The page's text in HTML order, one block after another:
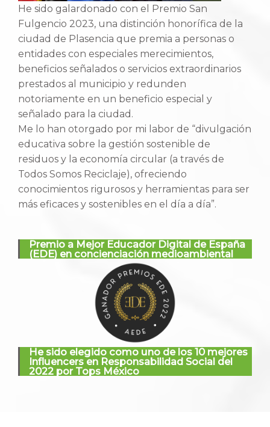
He sido galardonado con el Premio San
Fulgencio 2023, una distinción honorífica de la
ciudad de Plasencia que premia a personas o
entidades con especiales merecimientos,
beneficios señalados o servicios extraordinarios
prestados al municipio y redunden
notoriamente en un beneficio especial y
señalado para la ciudad.
Me lo han otorgado por mi labor de “divulgación
educativa sobre la gestión sostenible de
residuos y la economía circular (a través de
Todos Somos Reciclaje), ofreciendo
conocimientos rigurosos y herramientas para ser
más eficaces y sostenibles en el día a día”.
Premio a Mejor Educador Digital de España
(EDE) en concienciación medioambiental
He sido elegido como uno de los 10 mejores
Influencers en Responsabilidad Social del
2022 por Tops México